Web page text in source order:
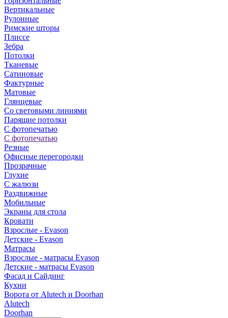
Вертикальные
Рулонные
Римские шторы
Плиссе
Зебра
Потолки
Тканевые
Сатиновые
Фактурные
Матовые
Глянцевые
Со световыми линиями
Парящие потолки
С фотопечатью
С фотопечатью
Резные
Офисные перегородки
Прозрачные
Глухие
С жалюзи
Раздвижные
Мобильные
Экраны для стола
Кровати
Взрослые - Evason
Детские - Evason
Матрасы
Взрослые - матрасы Evason
Детские - матрасы Evason
Фасад и Сайдинг
Кухни
Ворота от Alutech и Doorhan
Alutech
Doorhan